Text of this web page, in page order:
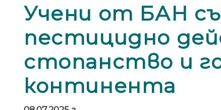
Учени от БАН
пестицидно
стопанство и
континента